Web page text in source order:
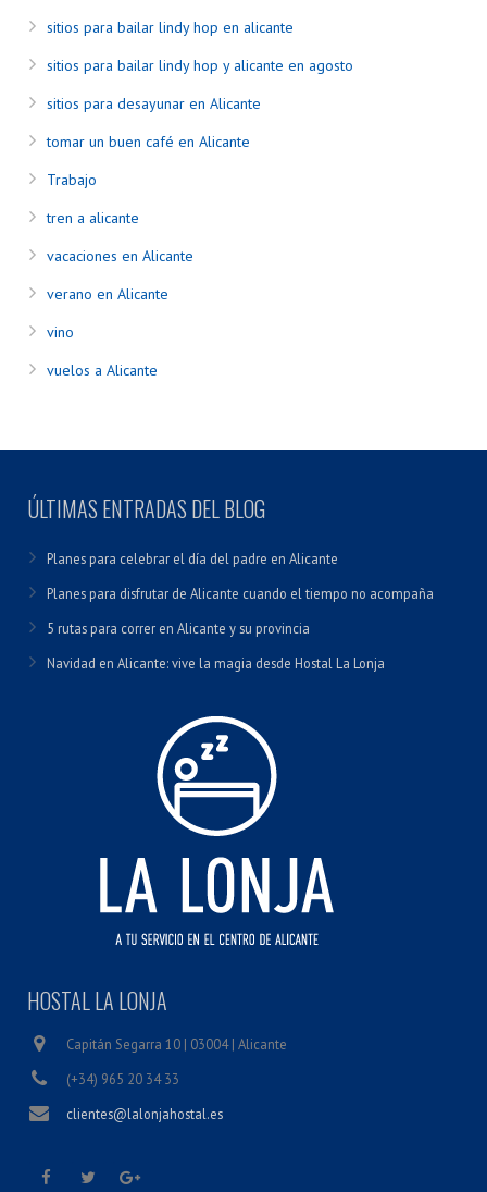
sitios para bailar lindy hop en alicante
sitios para bailar lindy hop y alicante en agosto
sitios para desayunar en Alicante
tomar un buen café en Alicante
Trabajo
tren a alicante
vacaciones en Alicante
verano en Alicante
vino
vuelos a Alicante
ÚLTIMAS ENTRADAS DEL BLOG
Planes para celebrar el día del padre en Alicante
Planes para disfrutar de Alicante cuando el tiempo no acompaña
5 rutas para correr en Alicante y su provincia
Navidad en Alicante: vive la magia desde Hostal La Lonja
HOSTAL LA LONJA
Capitán Segarra 10 | 03004 | Alicante
(+34) 965 20 34 33
clientes@lalonjahostal.es